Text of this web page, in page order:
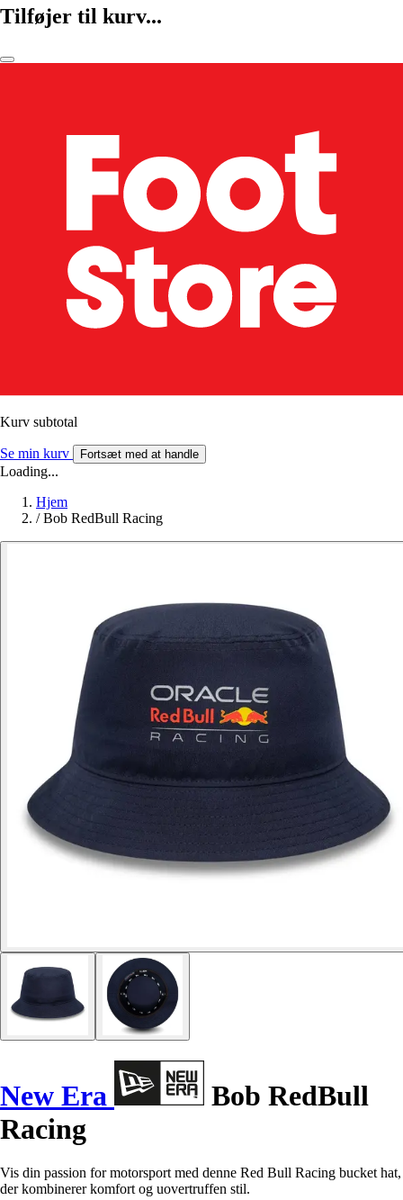
Tilføjer til kurv...
Kurv subtotal
Se min kurv Fortsæt med at handle
Loading...
Hjem
/ Bob RedBull Racing
New Era
Bob RedBull
Racing
Vis din passion for motorsport med denne Red Bull Racing bucket hat,
der kombinerer komfort og uovertruffen stil.